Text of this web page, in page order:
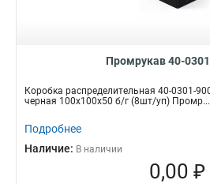
Промрукав 40-
Коробка распределительная 40-0301-
черная 100х100х50 б/г (8шт/уп) Промр...
Подробнее
Наличие: В наличии
0,00 ₽